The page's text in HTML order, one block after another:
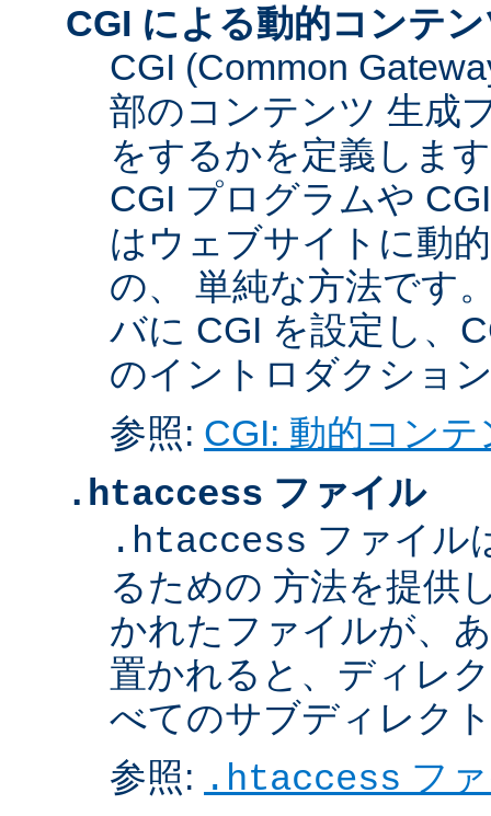
CGI による動的コンテ
CGI (Common
部のコンテンツ 生成
をするかを定義しま
CGI プログラムや
はウェブサイトに動
の、 単純な方法です
バに CGI を設定し、
のイントロダクショ
参照: CGI: 動的コンテ
.htaccess ファイル
.htaccess ファイル
るための 方法を提供
かれたファイルが、
置かれると、ディレ
べてのサブディレク
参照: .htaccess フ